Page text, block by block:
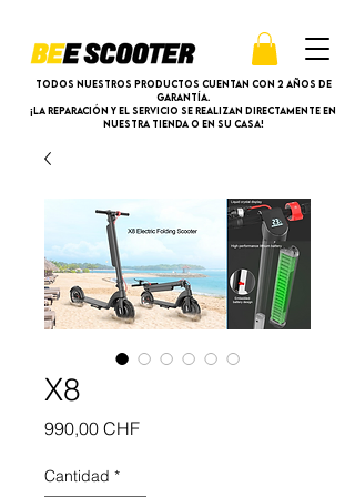
Todos nuestros productos cuentan con 2 años de
garantía.
¡La reparación y el servicio se realizan directamente en
nuestra tienda o en su casa!
X8
990,00 CHFPrecio
Cantidad *